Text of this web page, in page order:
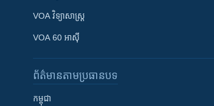
VOA ​វិទ្យាសាស្ត្រ
VOA 60 អាស៊ី
ព័ត៌មាន​តាមប្រធានបទ​
កម្ពុជា